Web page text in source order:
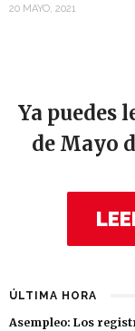
20 MAYO, 2021
Ya puedes
de Mayo
ÚLTIMA HORA
Asempleo: Los